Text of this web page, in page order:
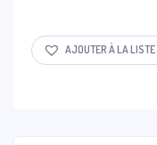
AJOUTER À LA LISTE